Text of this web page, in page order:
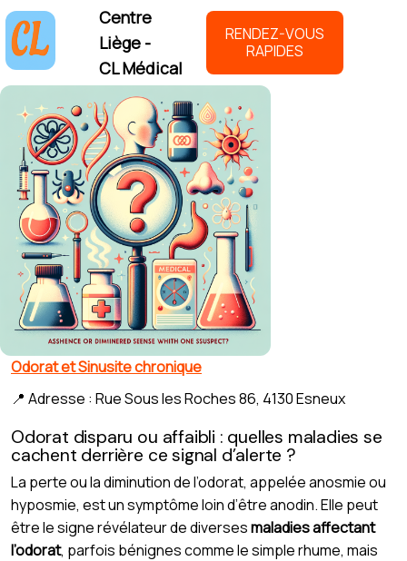
Centre
Liège -
CL Médical
RENDEZ-VOUS
RAPIDES
Odorat et Sinusite chronique
📍 Adresse : Rue Sous les Roches 86, 4130 Esneux
Odorat disparu ou affaibli : quelles maladies se
cachent derrière ce signal d’alerte ?
La perte ou la diminution de l’odorat, appelée anosmie ou
hyposmie, est un symptôme loin d’être anodin. Elle peut
être le signe révélateur de diversesmaladies affectant
l’odorat, parfois bénignes comme le simple rhume, mais